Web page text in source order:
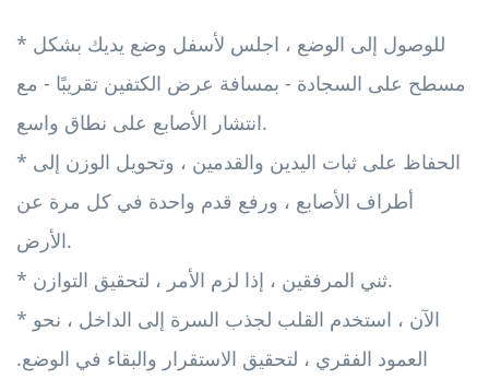
* للوصول إلى الوضع ، اجلس لأسفل وضع يديك بشكل
مسطح على السجادة - بمسافة عرض الكتفين تقريبًا - مع
انتشار الأصابع على نطاق واسع.
* الحفاظ على ثبات اليدين والقدمين ، وتحويل الوزن إلى
أطراف الأصابع ، ورفع قدم واحدة في كل مرة عن
الأرض.
* ثني المرفقين ، إذا لزم الأمر ، لتحقيق التوازن.
* الآن ، استخدم القلب لجذب السرة إلى الداخل ، نحو
العمود الفقري ، لتحقيق الاستقرار والبقاء في الوضع.